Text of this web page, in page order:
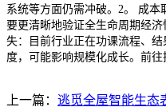
系统等方面仍需冲破。2。 成
要更清晰地验证全生命周期经
失：目前行业正在功课流程、
度，可能影响规模化成长。前往
上一篇： 逃觅全屋智能生态